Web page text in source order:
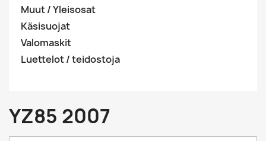
Muut / Yleisosat
Käsisuojat
Valomaskit
Luettelot / teidostoja
YZ85 2007